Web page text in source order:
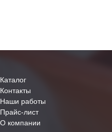
Каталог
Контакты
Наши работы
Прайс-лист
О компании